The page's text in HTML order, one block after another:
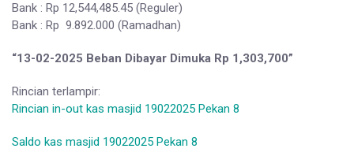
Bank : Rp 12,544,485.45 (Reguler)
Bank : Rp 9.892.000 (Ramadhan)
“13-02-2025 Beban Dibayar Dimuka Rp 1,303,700”
Rincian terlampir:
Rincian in-out kas masjid 19022025 Pekan 8
Saldo kas masjid 19022025 Pekan 8